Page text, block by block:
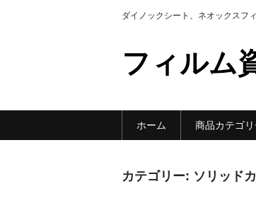
ダイノックシート、ネオックスフ
フィルム
ホーム 商品カテ
カテゴリー: ソリッド